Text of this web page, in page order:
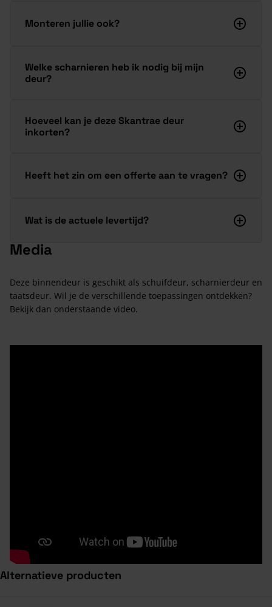
Monteren jullie ook?
Welke scharnieren heb ik nodig bij mijn
deur?
Hoeveel kan je deze Skantrae deur
inkorten?
Heeft het zin om een offerte aan te vragen?
Wat is de actuele levertijd?
Media
Deze binnendeur is geschikt als schuifdeur, scharnierdeur en
taatsdeur. Wil je de verschillende toepassingen ontdekken?
Bekijk dan onderstaande video.
Alternatieve producten